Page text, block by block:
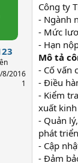
g
8/2016
1
Công ty
- Ngành
- Mức
- Hạn
Mô tả
- Cố vấn
- Điều
- Kiểm
xuất
- Quản
phát
- Cập
- Đảm